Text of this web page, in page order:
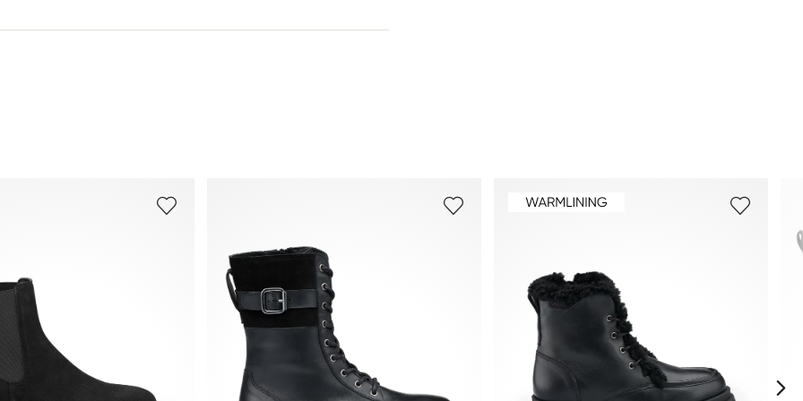
Tu trouveras plus d'informations sur le sujet dans la